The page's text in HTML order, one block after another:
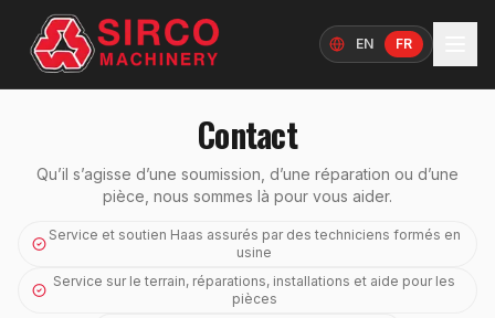
Langue
EN FR
Contact
Qu’il s’agisse d’une soumission, d’une réparation ou d’une
pièce, nous sommes là pour vous aider.
Service et soutien Haas assurés par des techniciens formés en
usine
Service sur le terrain, réparations, installations et aide pour les
pièces